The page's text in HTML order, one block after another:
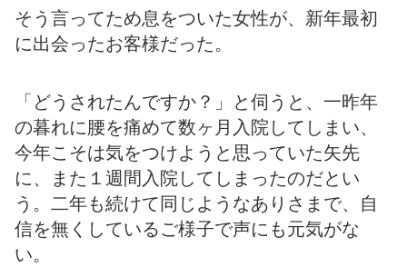
そう言ってため息をついた女性が、新年最初
に出会ったお客様だった。
「どうされたんですか？」と伺うと、一昨年
の暮れに腰を痛めて数ヶ月入院してしまい、
今年こそは気をつけようと思っていた矢先
に、また１週間入院してしまったのだとい
う。二年も続けて同じようなありさまで、自
信を無くしているご様子で声にも元気がな
い。